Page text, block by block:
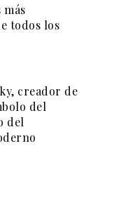
más
todos los
creador de
del
del